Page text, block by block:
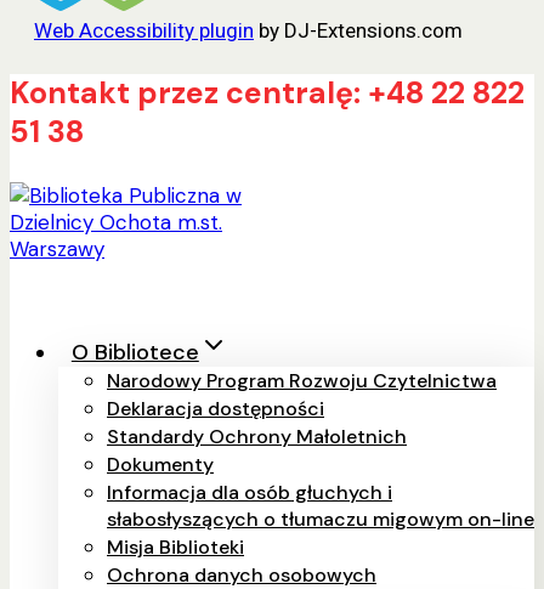
Web Accessibility plugin by DJ-Extensions.com
Przejdź
do
treści
Kontakt przez centralę: +48 22 822
51 38
O Bibliotece
Narodowy Program Rozwoju Czytelnictwa
Deklaracja dostępności
Standardy Ochrony Małoletnich
Dokumenty
Informacja dla osób głuchych i
słabosłyszących o tłumaczu migowym on-line
Misja Biblioteki
Ochrona danych osobowych